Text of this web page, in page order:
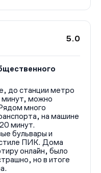
5.0
до станции метро
можно
много
на машине
минут.
бульвары и
ПИК. Дома
онлайн, было
но в итоге